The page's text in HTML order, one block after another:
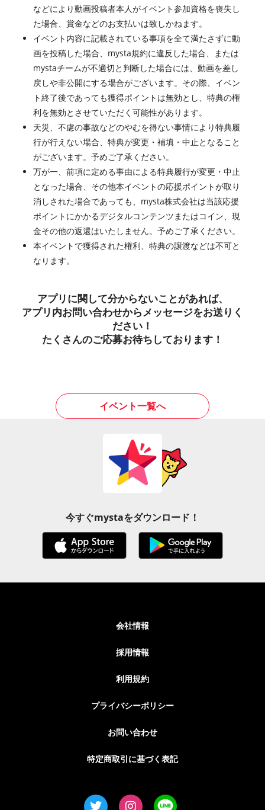
などにより動画投稿者本人がイベント参加資格を喪失し
た場合、賞金などのお支払いは致しかねます。
イベント内容に記載されている事項を全て満たさずに動
画を投稿した場合、mysta規約に違反した場合、または
mystaチームが不適切と判断した場合には、動画を差し
戻しや非公開にする場合がございます。その際、イベン
ト終了後であっても獲得ポイントは無効とし、特典の権
利を無効とさせていただく可能性があります。
天災、不慮の事故などのやむを得ない事情により特典履
行が行えない場合、特典が変更・補填・中止となること
がございます。予めご了承ください。
万が一、前項に定める事由による特典履行が変更・中止
となった場合、その他本イベントの応援ポイントが取り
消しされた場合であっても、mysta株式会社は当該応援
ポイントにかかるデジタルコンテンツまたはコイン、現
金その他の返還はいたしません。予めご了承ください。
本イベントで獲得された権利、特典の譲渡などは不可と
なります。
アプリに関して分からないことがあれば、
アプリ内お問い合わせからメッセージをお送りく
ださい！
たくさんのご応募お待ちしております！
イベント一覧へ
今すぐmystaをダウンロード！
会社情報
採用情報
利用規約
プライバシーポリシー
お問い合わせ
特定商取引に基づく表記